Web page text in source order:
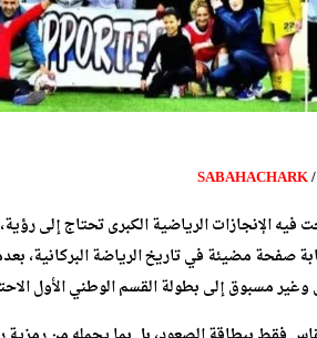
/
SABAHACHARK
الإنجازات الرياضية الكبرى تحتاج إلى
صفحة مضيئة في تاريخ الرياضة البركانية،
مسبوق إلى بطولة القسم الوطني الأول